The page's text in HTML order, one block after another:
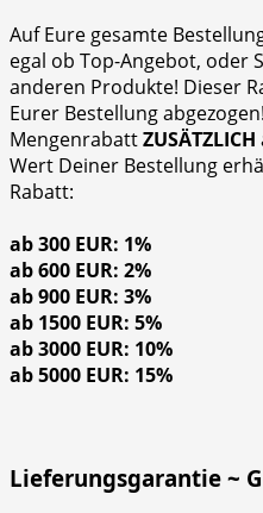
Auf Eure gesamte
egal ob Top-Angebot, oder
anderen Produkte! Dieser
Eurer Bestellung
MengenrabattZUSÄTZLICH
Wert Deiner Bestellung
Rabatt:
ab 300 EUR: 1%
ab 600 EUR: 2%
ab 900 EUR: 3%
ab 1500 EUR: 5%
ab 3000 EUR: 10%
ab 5000 EUR: 15%
Lieferungsgarantie ~